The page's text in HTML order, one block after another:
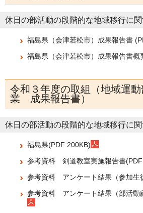
休日の部活動の段階的な地域移行に
福島県（会津若松市）成果報告書
福島県（会津若松市）成果報告書概
令和３年度の取組（地域運
業 成果報告書）
休日の部活動の段階的な地域移行に
福島県(PDF:200KB)
参考資料 剣道教室実施報告書
参考資料 アンケート結果（参加生
参考資料 アンケート結果（部活動